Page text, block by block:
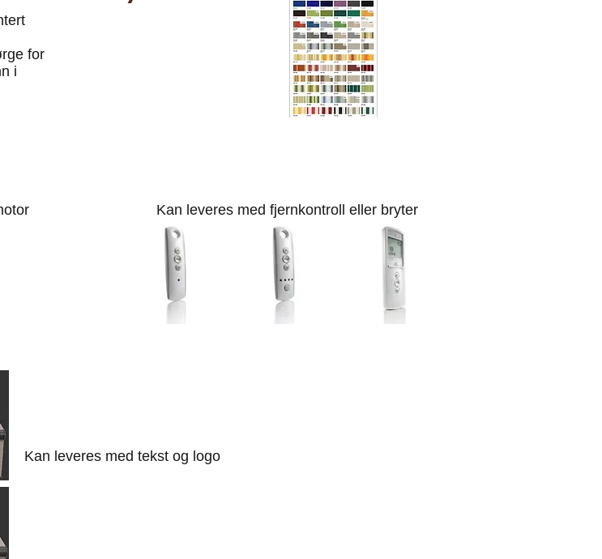
for
i
Kan leveres med fjernkontroll eller bryter
Kan leveres med tekst og logo